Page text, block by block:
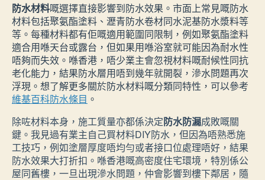
防水材料嘅選擇直接影響到防水效果。市面上常見嘅防水
材料包括聚氨酯塗料、瀝青防水卷材同水泥基防水漿料等
等。每種材料都有佢嘅適用範圍同限制，例如聚氨酯塗料
適合用喺天台或露台，但如果用喺浴室就可能因為耐水性
唔夠而失效。喺香港，唔少業主會忽視材料嘅耐候性同抗
老化能力，結果防水層用唔到幾年就開裂，滲水問題再次
浮現。想了解更多關於防水材料嘅分類同特性，可以參考
維基百科防水條目 。
除咗材料本身，施工質量亦都係決定防水防漏成敗嘅關
鍵。我見過有業主自己買材料DIY防水，但因為唔熟悉施
工技巧，例如塗層厚度唔均勻或者接口位處理唔好，結果
防水效果大打折扣。喺香港嘅高密度住宅環境，特別係公
屋同舊樓，一旦出現滲水問題，仲會影響到樓下鄰居，隨